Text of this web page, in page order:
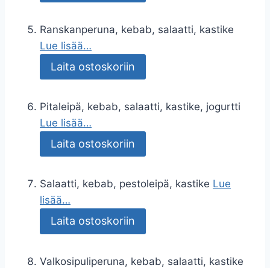
Ranskanperuna, kebab, salaatti, kastike
Lue lisää…
Laita ostoskoriin
Pitaleipä, kebab, salaatti, kastike, jogurtti
Lue lisää…
Laita ostoskoriin
Salaatti, kebab, pestoleipä, kastike Lue
lisää…
Laita ostoskoriin
Valkosipuliperuna, kebab, salaatti, kastike